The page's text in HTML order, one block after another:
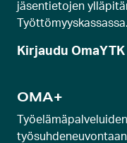
jäsentietojen
Työttömyyskassassa.
Kirjaudu OmaYTK
OMA+